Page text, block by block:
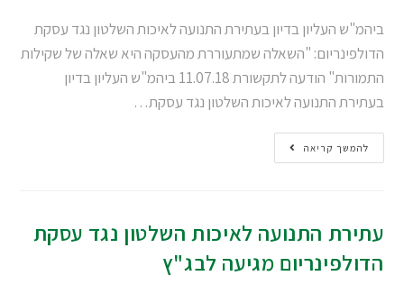
ביהמ"ש העליון בדיון בעתירת התנועה לאיכות השלטון נגד עסקת
הדולפינריום: "השאלה שמתעוררת מהעסקה היא שאלה של שקילות
התמורות" הודעה לתקשורת 11.07.18 ביהמ"ש העליון בדיון
בעתירת התנועה לאיכות השלטון נגד עסקת…
להמשך קריאה
עתירת התנועה לאיכות השלטון נגד עסקת
הדולפינריום מגיעה לבג"ץ